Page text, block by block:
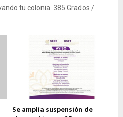
tu colonia. 385 Grados /
Se amplía suspensión de